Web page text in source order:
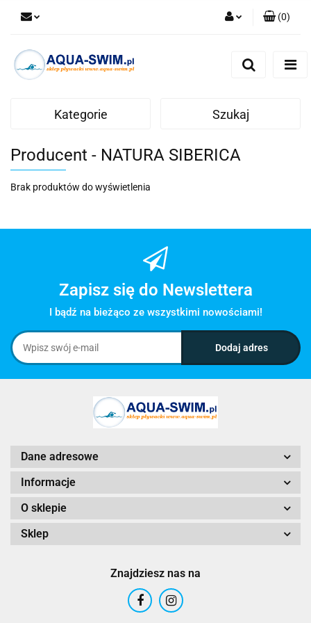
(0)
Kategorie Szukaj
Producent - NATURA SIBERICA
Brak produktów do wyświetlenia
Zapisz się do Newslettera
I bądź na bieżąco ze wszystkimi nowościami!
Dane adresowe
Informacje
O sklepie
Sklep
Znajdziesz nas na